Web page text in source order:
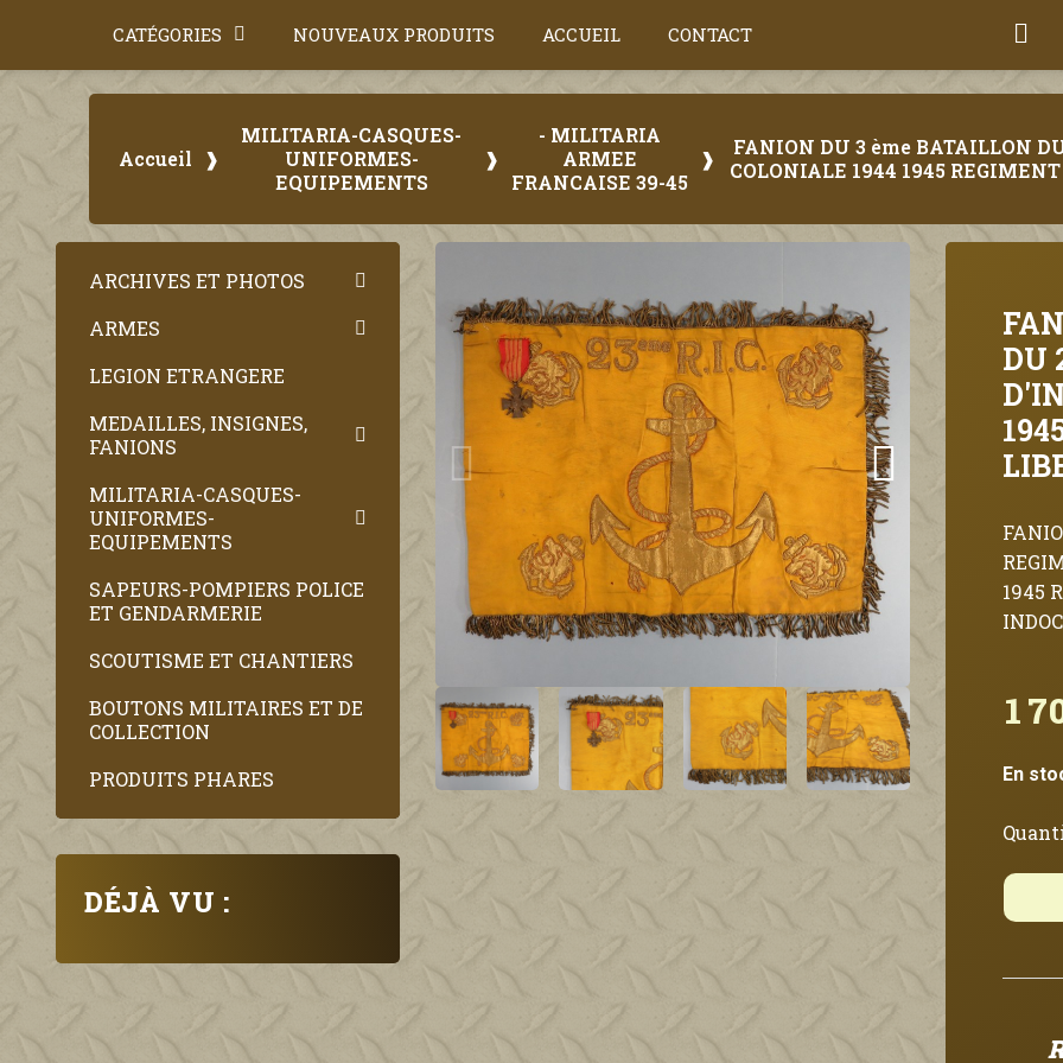
CATÉGORIES NOUVEAUX PRODUITS ACCUEIL CONTACT
Accueil
MILITARIA-CASQUES-
UNIFORMES-
EQUIPEMENTS
- MILITARIA
ARMEE
FRANCAISE 39-45
FANION DU 3 ème BATAILLON
COLONIALE 1944 1945
ARCHIVES ET PHOTOS
ARMES
LEGION ETRANGERE
MEDAILLES, INSIGNES,
FANIONS
MILITARIA-CASQUES-
UNIFORMES-
EQUIPEMENTS
SAPEURS-POMPIERS POLICE
ET GENDARMERIE
SCOUTISME ET CHANTIERS
BOUTONS MILITAIRES ET DE
COLLECTION
PRODUITS PHARES
DÉJÀ VU :
DU
1945
1
En